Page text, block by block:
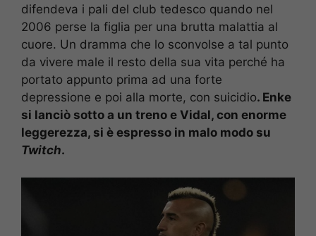
difendeva i pali del club tedesco quando nel
2006 perse la figlia per una brutta malattia al
cuore. Un dramma che lo sconvolse a tal punto
da vivere male il resto della sua vita perché ha
portato appunto prima ad una forte
depressione e poi alla morte, con suicidio. Enke
si lanciò sotto a un treno e Vidal, con enorme
leggerezza, si è espresso in malo modo su
Twitch.